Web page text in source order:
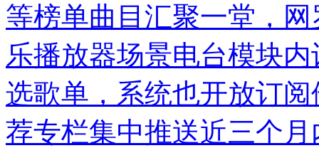
等榜单曲目汇聚一堂，
乐播放器场景电台模块
选歌单，系统也开放订
荐专栏集中推送近三个